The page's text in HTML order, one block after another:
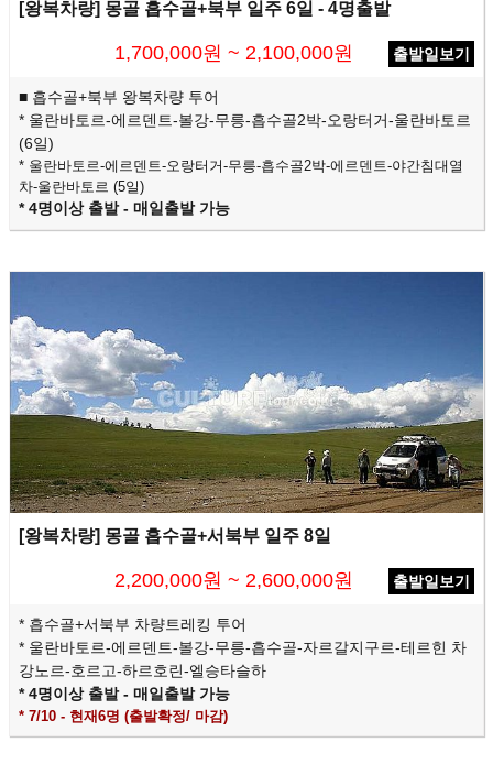
[왕복차량] 몽골 흡수골+북부 일주 6일 - 4명출발
1,700,000원 ~ 2,100,000원 출발일보기
■ 흡수골+북부 왕복차량 투어
* 울란바토르-에르덴트-볼강-무릉-흡수골2박-오랑터거-울란바토르
(6일)
* 울란바토르-에르덴트-오랑터거-무릉-흡수골2박-에르덴트-야간침대열
차-울란바토르 (5일)
* 4명이상 출발 - 매일출발 가능
[왕복차량] 몽골 흡수골+서북부 일주 8일
2,200,000원 ~ 2,600,000원 출발일보기
* 흡수골+서북부 차량트레킹 투어
* 울란바토르-에르덴트-볼강-무릉-흡수골-자르갈지구르-테르힌 차
강노르-호르고-하르호린-엘승타슬하
* 4명이상 출발 - 매일출발 가능
* 7/10 - 현재6명 (출발확정/ 마감)